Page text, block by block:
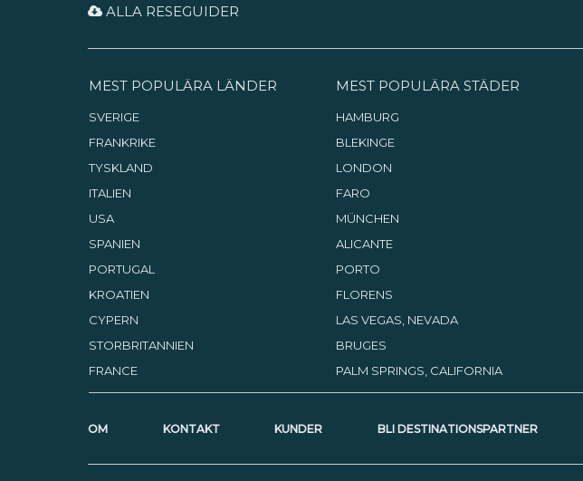
ALLA RESEGUIDER
MEST POPULÄRA LÄNDER
SVERIGE
FRANKRIKE
TYSKLAND
ITALIEN
USA
SPANIEN
PORTUGAL
KROATIEN
CYPERN
STORBRITANNIEN
FRANCE
MEST POPULÄRA STÄDER
HAMBURG
BLEKINGE
LONDON
FARO
MÜNCHEN
ALICANTE
PORTO
FLORENS
LAS VEGAS, NEVADA
BRUGES
PALM SPRINGS, CALIFORNIA
OM KONTAKT KUNDER BLI DESTINATIONSPARTNER